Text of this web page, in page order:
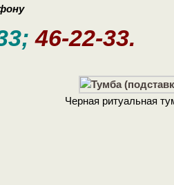
46-22-33.
Черная ритуальная